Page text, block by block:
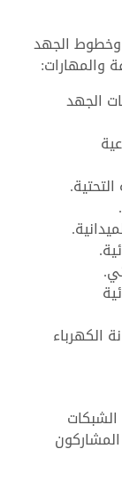
وخطوط الجهد
والمهارات:
الجهد
الكهرباء